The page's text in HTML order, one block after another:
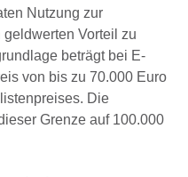
Nutzung zur
Vorteil zu
beträgt bei E-
von bis zu 70.000 Euro
Die
Grenze auf 100.000